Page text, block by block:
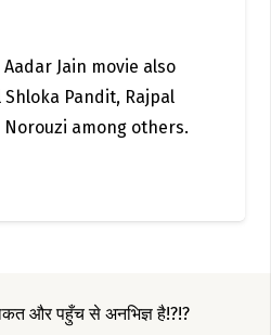
Jain movie also
Pandit, Rajpal
Norouzi among others.
और पहुँच से अनभिज्ञ है!?!?